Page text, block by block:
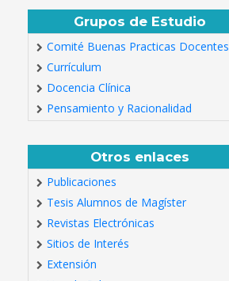
Grupos de Estudio
Comité Buenas Practicas Docentes
Currículum
Docencia Clínica
Pensamiento y Racionalidad
Otros enlaces
Publicaciones
Tesis Alumnos de Magíster
Revistas Electrónicas
Sitios de Interés
Extensión